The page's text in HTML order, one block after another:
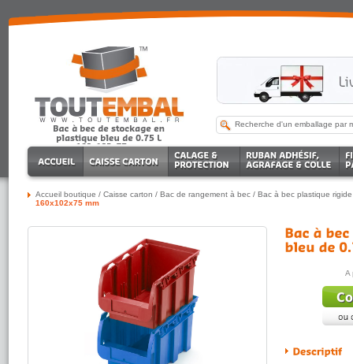
Accueil boutique / Caisse carton / Bac de rangement à bec / Bac à bec plastique rigide
160x102x75 mm
A